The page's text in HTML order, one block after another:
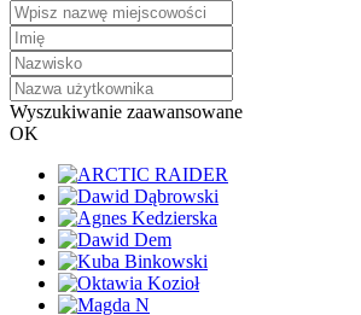
Wyszukiwanie zaawansowane
OK